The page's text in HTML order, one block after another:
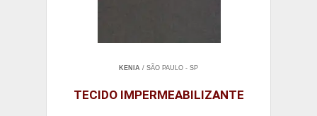
KENIA / SÃO PAULO - SP
TECIDO IMPERMEABILIZANTE